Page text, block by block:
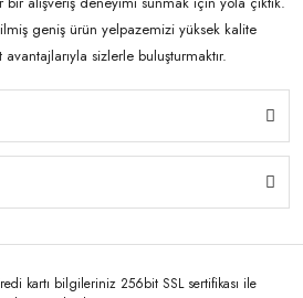
geniş ürün yelpazemizi yüksek kalite
sizlerle buluşturmaktır.
kartı bilgileriniz 256bit SSL sertifikası ile